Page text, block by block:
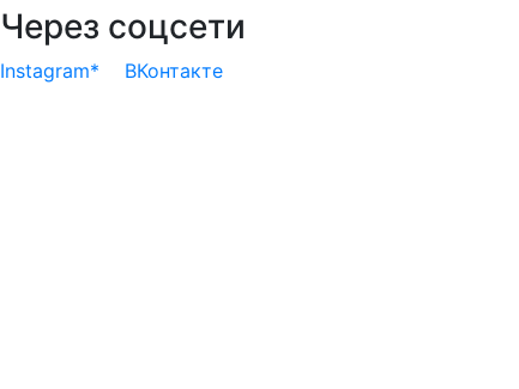
Через соцсети
Instagram* ВКонтакте